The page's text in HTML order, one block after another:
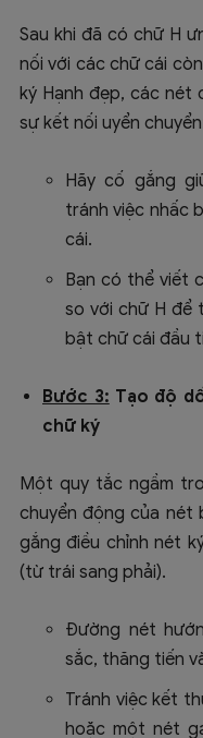
Sau khi đã có chữ H
nối với các chữ cái còn
ký Hạnh đẹp, các nét
sự kết nối uyển
Hãy cố gắng
tránh việc nhấc
cái.
Bạn có thể viết
so với chữ H để
bật chữ cái đầu
Bước 3: Tạo độ
chữ ký
Một quy tắc ngầm
chuyển động của nét
gắng điều chỉnh nét
(từ trái sang phải).
Đường nét
sắc, thăng tiến
Tránh việc kết
hoặc một nét